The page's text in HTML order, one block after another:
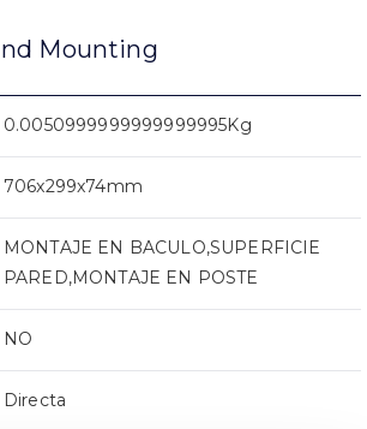
Mounting
0.0050999999999999995Kg
706x299x74mm
MONTAJE EN BACULO,SUPERFICIE
PARED,MONTAJE EN POSTE
NO
Directa